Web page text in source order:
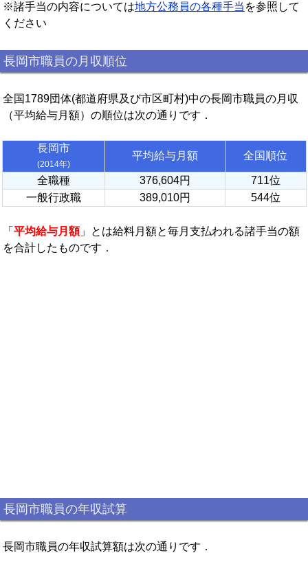
※諸手当の内容については地方公務員の各種手当 を参照して
ください
長岡市職員の月収順位
全国1789団体(都道府県及び市区町村)中の長岡市職員の月収
（平均給与月額）の順位は次の通りです．
長岡市
(2014年)
平均給与月額 全国順位
全職種 376,604円
711位
一般行政職
389,010円 544位
「 平均給与月額」とは給料月額と毎月支払われる諸手当の額
を合計したものです．
長岡市職員の年収試算
長岡市職員の年収試算額は次の通りです．